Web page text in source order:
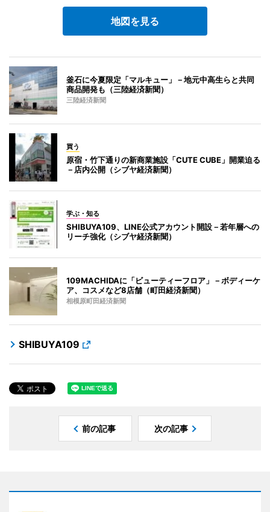
地図を見る
釜石に今夏限定「マルキュー」－地元中高生らと共同
商品開発も（三陸経済新聞）
三陸経済新聞
買う
原宿・竹下通りの新商業施設「CUTE CUBE」開業迫る
－店内公開（シブヤ経済新聞）
学ぶ・知る
SHIBUYA109、LINE公式アカウント開設－若年層への
リーチ強化（シブヤ経済新聞）
109MACHIDAに「ビューティーフロア」－ボディーケ
ア、コスメなど8店舗（町田経済新聞）
相模原町田経済新聞
SHIBUYA109
前の記事 次の記事